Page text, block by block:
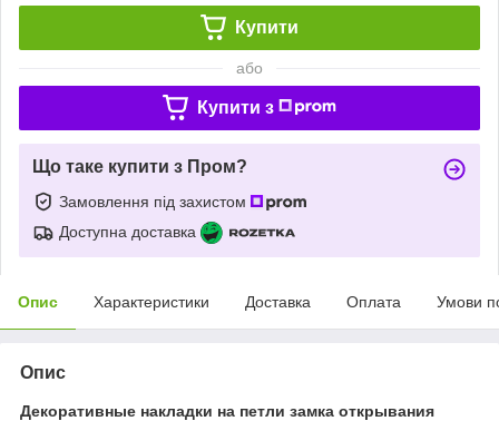
Купити
або
Купити з
Що таке купити з Пром?
Замовлення під захистом
Доступна доставка
Опис Характеристики Доставка Оплата Умови
Опис
Декоративные накладки на петли замка открывания